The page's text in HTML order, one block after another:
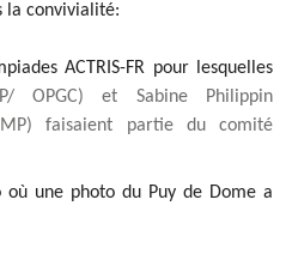
la convivialité:
ACTRIS-FR pour lesquelles
OPGC) et Sabine Philippin
faisaient partie du comité
où une photo du Puy de Dome a